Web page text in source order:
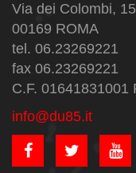
Via dei Colombi, 15
00169 ROMA
tel. 06.23269221
fax 06.23269221
C.F. 01641831001
info@du85.it